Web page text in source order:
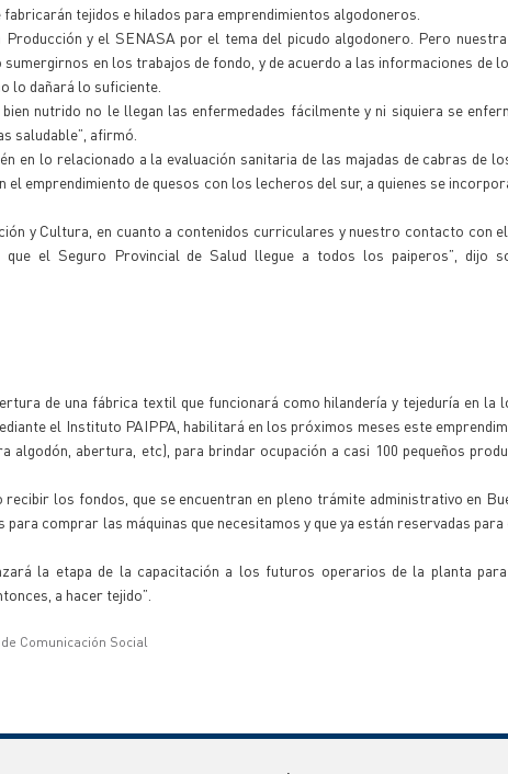
tejidos e hilados para emprendimientos algodoneros.
y el SENASA por el tema del picudo algodonero. Pero
en los trabajos de fondo, y de acuerdo a las informaciones de
lo dañará lo suficiente.
nutrido no le llegan las enfermedades fácilmente y ni siquiera se
saludable”, afirmó.
en lo relacionado a la evaluación sanitaria de las majadas de cabras de
emprendimiento de quesos con los lecheros del sur, a quienes se
y Cultura, en cuanto a contenidos curriculares y nuestro contacto con
el Seguro Provincial de Salud llegue a todos los paiperos”, dijo
de una fábrica textil que funcionará como hilandería y tejeduría en la
el Instituto PAIPPA, habilitará en los próximos meses este
algodón, abertura, etc), para brindar ocupación a casi 100 pequeños
los fondos, que se encuentran en pleno trámite administrativo en
comprar las máquinas que necesitamos y que ya están reservadas para
la etapa de la capacitación a los futuros operarios de la planta
a hacer tejido”.
Comunicación Social